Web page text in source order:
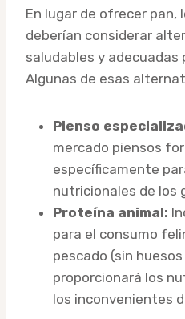
En lugar de ofrecer pan,
deberían considerar
saludables y
Algunas de esas
Pienso
mercado piensos
específicamente
nutricionales de los
Proteína animal:
para el consumo
pescado (sin
proporcionará los
los inconvenientes